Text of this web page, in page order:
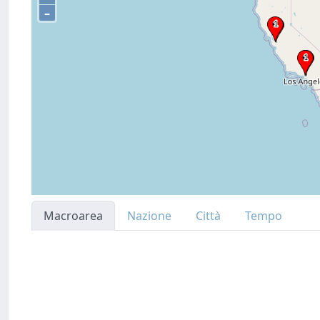
–
Macroarea Nazione Città Tempo